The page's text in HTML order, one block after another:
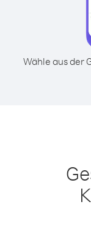
Wähle aus der